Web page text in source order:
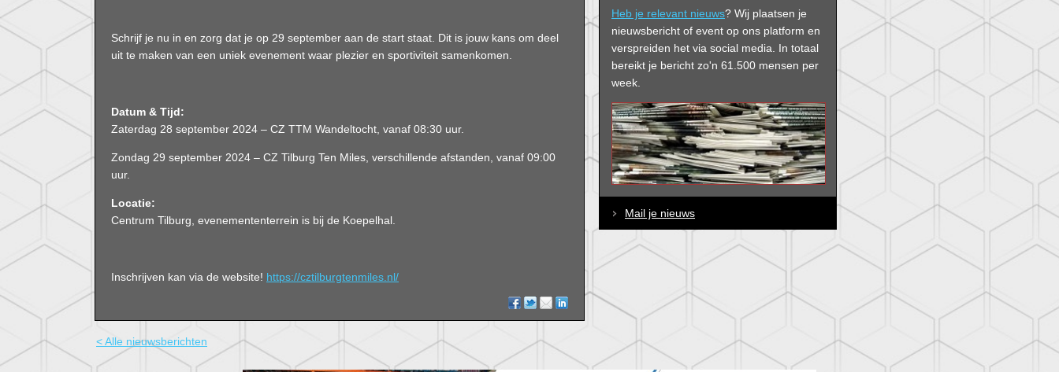
Schrijf je nu in en zorg dat je op 29 september aan de start staat. Dit is jouw kans om deel
uit te maken van een uniek evenement waar plezier en sportiviteit samenkomen.
Datum & Tijd:
Zaterdag 28 september 2024 – CZ TTM Wandeltocht, vanaf 08:30 uur.
Zondag 29 september 2024 – CZ Tilburg Ten Miles, verschillende afstanden, vanaf 09:00
uur.
Locatie:
Centrum Tilburg, evenemententerrein is bij de Koepelhal.
Inschrijven kan via de website! https://cztilburgtenmiles.nl/
< Alle nieuwsberichten
Heb je relevant nieuws? Wij plaatsen je
nieuwsbericht of event op ons platform en
verspreiden het via social media. In totaal
bereikt je bericht zo'n 61.500 mensen per
week.
Mail je nieuws